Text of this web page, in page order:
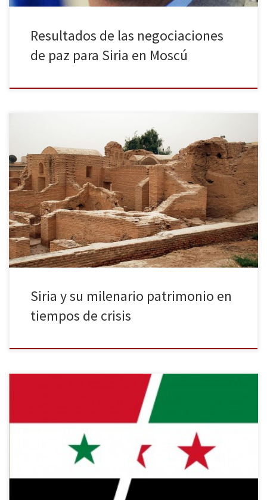
Resultados de las negociaciones
de paz para Siria en Moscú
El pasado miércoles 18 de junio, el profesor de la Universidad
Complutense, D. Pablo Sapag ofreció una conferencia sobre el
patrimonio cultural en Siria en el Centro Cultural Árabe Sirio de
Madrid que abría un atisbo de esperanza para un presente
trágico. El Prof. Sapag comenzó contextualizando la situación de
[…]
Siria y su milenario patrimonio en
tiempos de crisis
Tras tres años de guerra civil, Siria vive su momento más crítico,
superando las 200 víctimas mortales al día y con unas condiciones
que no hacen sino dificultar todavía más la llegada de ayuda
humanitaria. En medio de este caos, el país se prepara para unas